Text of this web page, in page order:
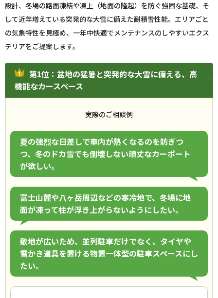
設計、冬場の路面凍結や凍上（地面の隆起）を防ぐ強固な基礎、そ
して近年増えている突発的な大雪に備えた耐積雪性能。エリアごと
の気象特性を見極め、一年中快適でメンテナンスのしやすいエクス
テリアをご提案します。
第1位：盆地の猛暑と突発的な大雪に備える、高
機能なカースペース
実際のご相談例
夏の強烈な日差しで車内が熱くなるのを防ぎつ
つ、冬のドカ雪でも倒壊しない頑丈なカーポート
が欲しい。
富士山麓や八ヶ岳周辺などの寒冷地で、冬場に地
面が凍って柱が浮き上がらないようにしたい。
敷地が広いため、並列駐車だけでなく、タイヤや
雪かき道具を置ける物置一体型の駐車スペースにし
たい。